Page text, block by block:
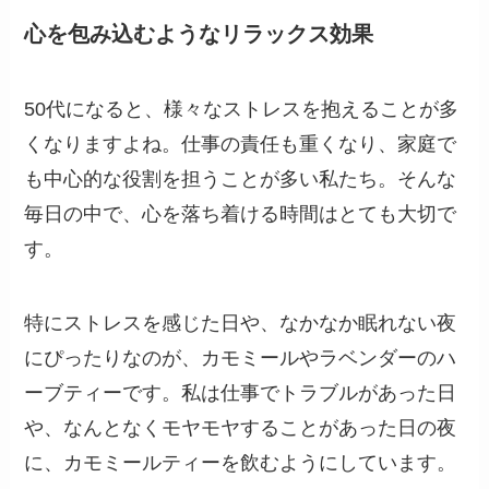
心を包み込むようなリラックス効果
50代になると、様々なストレスを抱えることが多
くなりますよね。仕事の責任も重くなり、家庭で
も中心的な役割を担うことが多い私たち。そんな
毎日の中で、心を落ち着ける時間はとても大切で
す。
特にストレスを感じた日や、なかなか眠れない夜
にぴったりなのが、カモミールやラベンダーのハ
ーブティーです。私は仕事でトラブルがあった日
や、なんとなくモヤモヤすることがあった日の夜
に、カモミールティーを飲むようにしています。